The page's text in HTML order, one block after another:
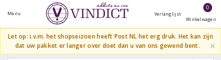
Menu Verlanglijst
0
Winkelwagen
Let op: i.v.m. het shopseizoen heeft Post NL het erg druk. Het kan zijn
dat uw pakket er langer over doet dan u van ons gewend bent.
×